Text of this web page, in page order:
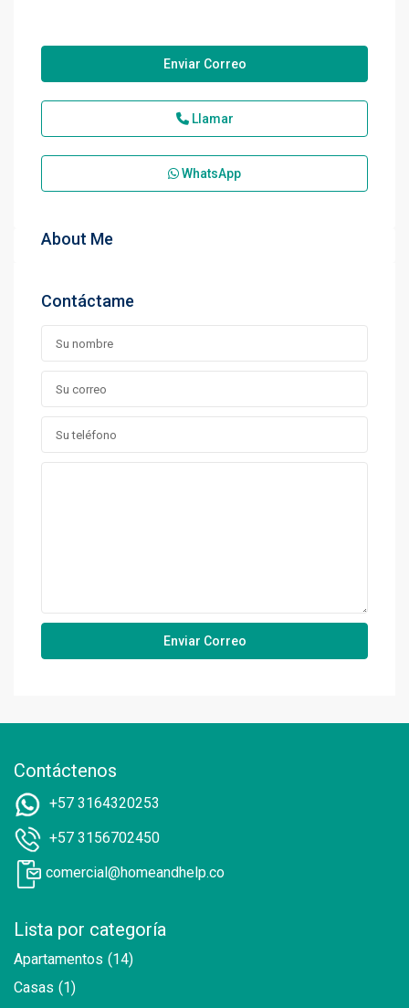
Enviar Correo
Llamar
WhatsApp
About Me
Contáctame
Contáctenos
+57 3164320253
+57 3156702450
comercial@homeandhelp.co
Lista por categoría
Apartamentos (14)
Casas (1)